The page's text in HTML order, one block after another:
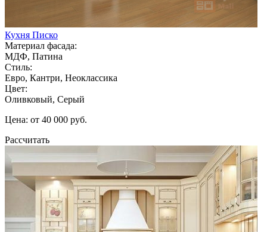
Кухня Писко
Материал фасада:
МДФ, Патина
Стиль:
Евро, Кантри, Неоклассика
Цвет:
Оливковый, Серый
Цена: от 40 000 руб.
Рассчитать